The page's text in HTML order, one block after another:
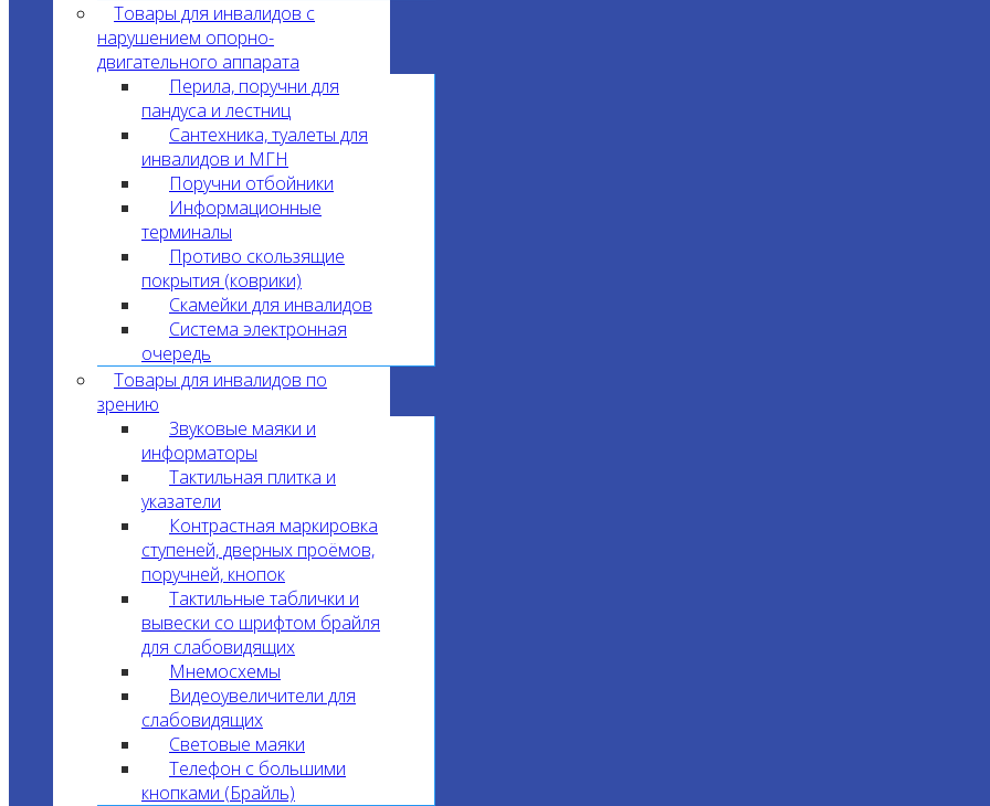
Товары для инвалидов с
нарушением опорно-
двигательного аппарата
Перила, поручни для
пандуса и лестниц
Сантехника, туалеты для
инвалидов и МГН
Поручни отбойники
Информационные
терминалы
Противо скользящие
покрытия (коврики)
Скамейки для инвалидов
Система электронная
очередь
Товары для инвалидов по
зрению
Звуковые маяки и
информаторы
Тактильная плитка и
указатели
Контрастная маркировка
ступеней, дверных проёмов,
поручней, кнопок
Тактильные таблички и
вывески со шрифтом брайля
для слабовидящих
Мнемосхемы
Видеоувеличители для
слабовидящих
Световые маяки
Телефон с большими
кнопками (Брайль)